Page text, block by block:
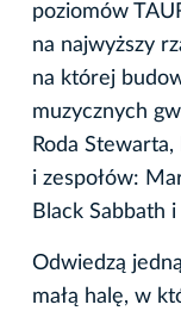
poziomów
na najwyższy
na której
muzycznych
Roda
i zespołów:
Black Sabbath
Odwiedzą
małą halę, w